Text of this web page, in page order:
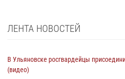
ЛЕНТА НОВОСТЕЙ
В Ульяновске росгвардейцы
(видео)